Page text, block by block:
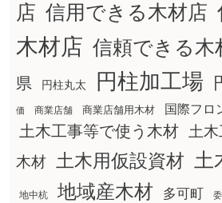
店 信用できる木材店
木材店 信頼できる木
県
円柱丸太 円柱加工場
価 商業店舗 商業店舗用木材 国際フロ
土木工事等で使う木材
土
木材
土木用仮設資材 土
地中杭 地域産木材 多可町